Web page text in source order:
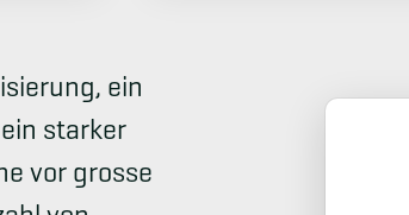
ein
starker
vor grosse